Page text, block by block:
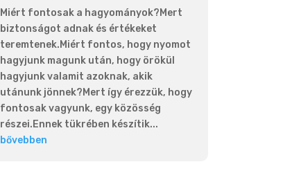
Miért fontosak a hagyományok?Mert
biztonságot adnak és értékeket
teremtenek.Miért fontos, hogy nyomot
hagyjunk magunk után, hogy örökül
hagyjunk valamit azoknak, akik
utánunk jönnek?Mert így érezzük, hogy
fontosak vagyunk, egy közösség
részei.Ennek tükrében készítik...
bővebben